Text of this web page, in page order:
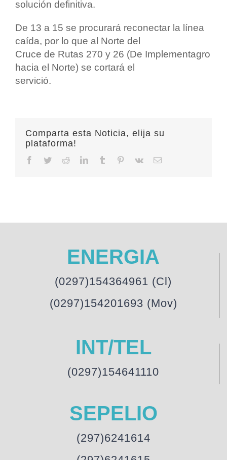
solución definitiva.
De 13 a 15 se procurará reconectar la línea
caída, por lo que al Norte del
Cruce de Rutas 270 y 26 (De Implementagro
hacia el Norte) se cortará el
servició.
Comparta esta Noticia, elija su
plataforma!
Facebook
TwitterRedditLinkedInTumblr Pinterest
Vk Email
ENERGIA
(0297)154364961 (Cl)
(0297)154201693 (Mov)
INT/TEL
(0297)154641110
SEPELIO
(297)6241614